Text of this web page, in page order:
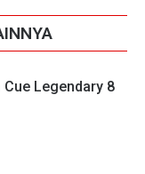
Cue Legendary 8